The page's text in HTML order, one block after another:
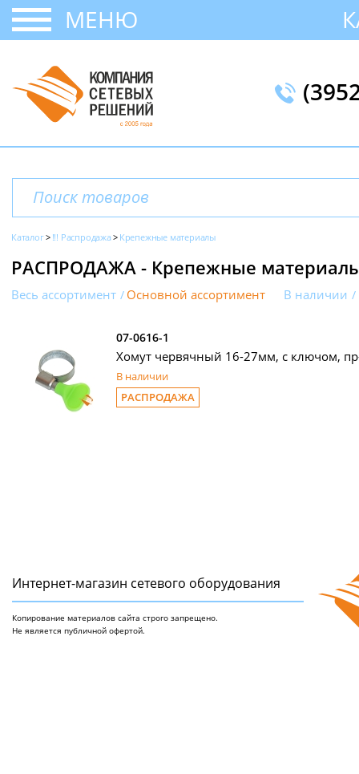
МЕНЮ
Каталог !!! Распродажа Крепежные материалы
РАСПРОДАЖА - Крепежные
Весь ассортимент Основной ассортимент В наличии
07-0616-1
Хомут червячный 16-27мм, с ключом,
В наличии
РАСПРОДАЖА
Интернет-магазин сетeвого оборудования
Копирование материалов сайта строго запрещено.
Не является публичной офертой.